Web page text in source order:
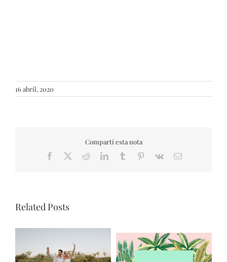
16 abril, 2020
Compartí esta nota
Facebook RedditLinkedInTumblr Pinterest
Vk Email
Related Posts